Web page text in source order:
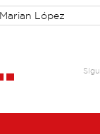
Marian López